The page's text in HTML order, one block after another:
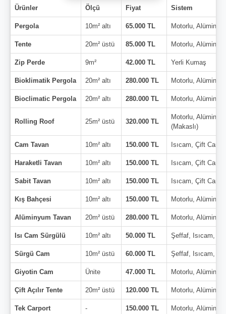
Ürünler Ölçü Fiyat Sistem
Pergola 10m² altı 65.000 TL Motorlu,
Tente 20m² üstü 85.000 TL Motorlu,
Zip Perde 9m² 42.000 TL Yerli Kumaş
Bioklimatik Pergola 20m² altı 280.000 TL Motorlu,
Bioclimatic Pergola 20m² altı 280.000 TL Motorlu,
Rolling Roof 25m² üstü 320.000 TL
Motorlu,
(Makaslı)
Cam Tavan 10m² altı 150.000 TL Isıcam, Çift Cam
Haraketli Tavan 10m² altı 150.000 TL Isıcam, Çift Cam
Sabit Tavan 10m² altı 150.000 TL Isıcam, Çift Cam
Kış Bahçesi 10m² altı 150.000 TL Motorlu,
Alüminyum Tavan 20m² üstü 280.000 TL Motorlu,
Isı Cam Sürgülü 10m² altı 50.000 TL Şeffaf, Isıcam,
Sürgü Cam 10m² üstü 60.000 TL Şeffaf, Isıcam,
Giyotin Cam Ünite 47.000 TL Motorlu,
Çift Açılır Tente 20m² üstü 120.000 TL Motorlu,
Tek Carport - 150.000 TL Motorlu,